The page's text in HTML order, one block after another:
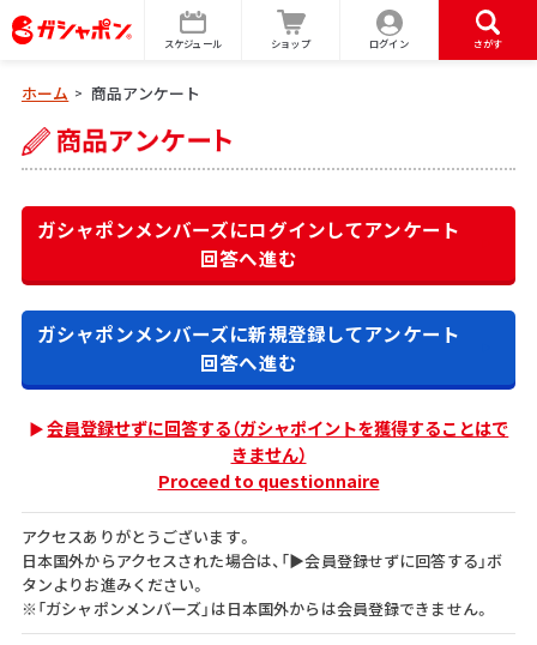
スケジュール ショップ ログイン さがす
ホーム > 商品アンケート
ガシャポンメンバーズにログインしてアンケート
回答へ進む
ガシャポンメンバーズに新規登録してアンケート
回答へ進む
会員登録せずに回答する（ガシャポイントを獲得することはで
きません）
Proceed to questionnaire
アクセスありがとうございます。
日本国外からアクセスされた場合は、「▶会員登録せずに回答する」ボ
タンよりお進みください。
※「ガシャポンメンバーズ」は日本国外からは会員登録できません。